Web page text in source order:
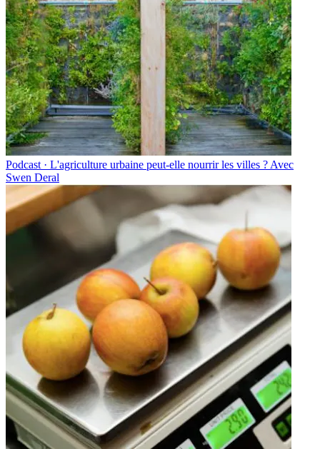
Podcast · L'agriculture urbaine peut-elle nourrir les villes ? Avec
Swen Deral